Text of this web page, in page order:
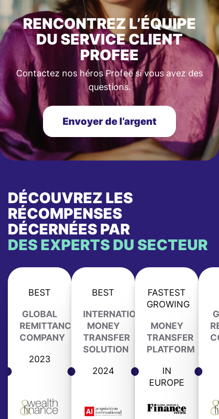
RENCONTREZ L’ÉQUIPE
DU SERVICE CLIENT
PROFEE
Contactez nos héros Profee si vous avez des
questions.
Envoyer de l’argent
DÉCOUVREZ LES
RÉCOMPENSES
DÉCERNÉES PAR
DES EXPERTS DU SECTEUR
BEST
GLOBAL
REMITTANCE
COMPANY
2023
BEST
INTERNATIONAL
MONEY
TRANSFER
SOLUTION
2024
FASTEST
GROWING
MONEY
TRANSFER
PLATFORM
IN
EUROPE